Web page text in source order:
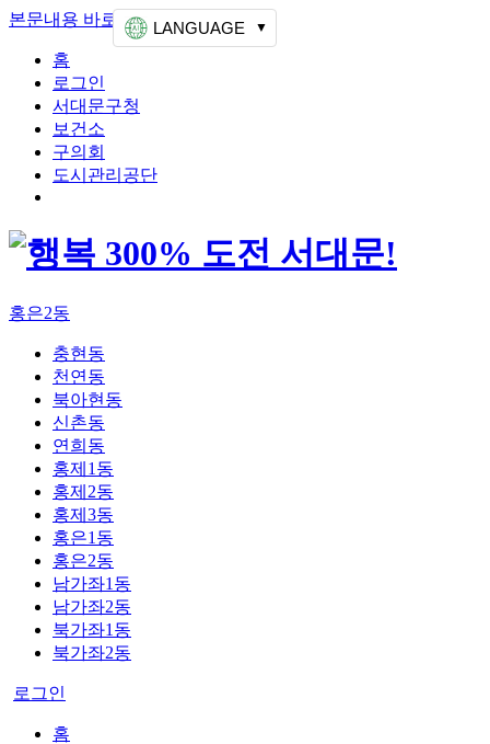
본문내용 바로가기 상단메뉴 가기
홈
로그인
서대문구청
보건소
구의회
도시관리공단
홍은2동
충현동
천연동
북아현동
신촌동
연희동
홍제1동
홍제2동
홍제3동
홍은1동
홍은2동
남가좌1동
남가좌2동
북가좌1동
북가좌2동
로그인
LANGUAGE
홈